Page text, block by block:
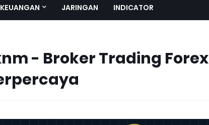
KEUANGAN JARINGAN INDICATOR
- Broker Trading Forex